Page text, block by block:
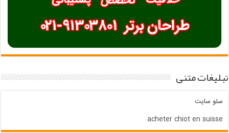
تبلیغات متنی
سئو سایت
acheter chiot en suisse